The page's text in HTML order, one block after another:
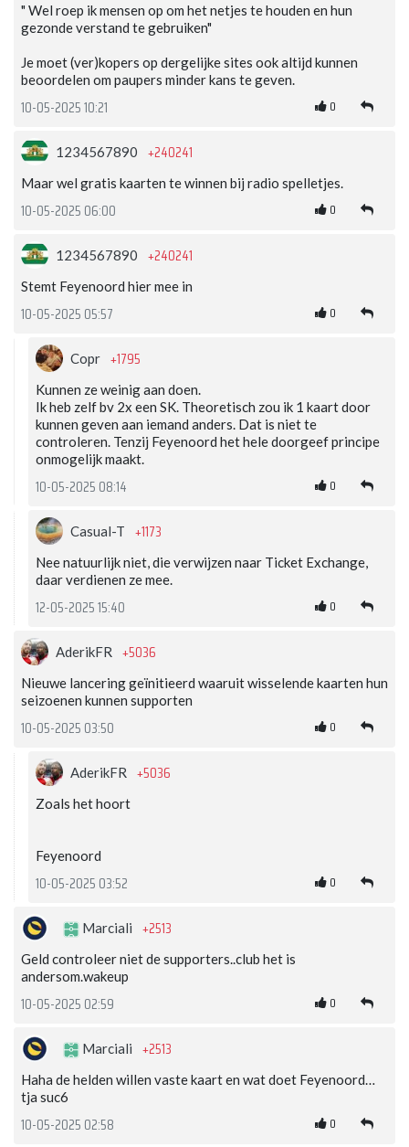
" Wel roep ik mensen op om het netjes te houden en hun
gezonde verstand te gebruiken"
Je moet (ver)kopers op dergelijke sites ook altijd kunnen
beoordelen om paupers minder kans te geven.
10-05-2025 10:21 0
1234567890 +240241
Maar wel gratis kaarten te winnen bij radio spelletjes.
10-05-2025 06:00 0
1234567890 +240241
Stemt Feyenoord hier mee in
10-05-2025 05:57 0
Copr +1795
Kunnen ze weinig aan doen.
Ik heb zelf bv 2x een SK. Theoretisch zou ik 1 kaart door
kunnen geven aan iemand anders. Dat is niet te
controleren. Tenzij Feyenoord het hele doorgeef principe
onmogelijk maakt.
10-05-2025 08:14 0
Casual-T +1173
Nee natuurlijk niet, die verwijzen naar Ticket Exchange,
daar verdienen ze mee.
12-05-2025 15:40 0
AderikFR +5036
Nieuwe lancering geïnitieerd waaruit wisselende kaarten hun
seizoenen kunnen supporten
10-05-2025 03:50 0
AderikFR +5036
Zoals het hoort
Feyenoord
10-05-2025 03:52 0
Marciali +2513
Geld controleer niet de supporters..club het is
andersom.wakeup
10-05-2025 02:59 0
Marciali +2513
Haha de helden willen vaste kaart en wat doet Feyenoord…
tja suc6
10-05-2025 02:58 0